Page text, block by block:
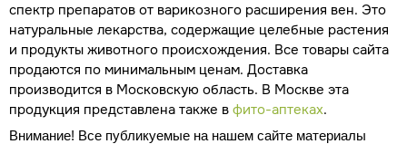
спектр препаратов от варикозного расширения вен. Это
натуральные лекарства, содержащие целебные растения
и продукты животного происхождения. Все товары сайта
продаются по минимальным ценам. Доставка
производится в Московскую область. В Москве эта
продукция представлена также в фито-аптеках.
Внимание! Все публикуемые на нашем сайте материалы